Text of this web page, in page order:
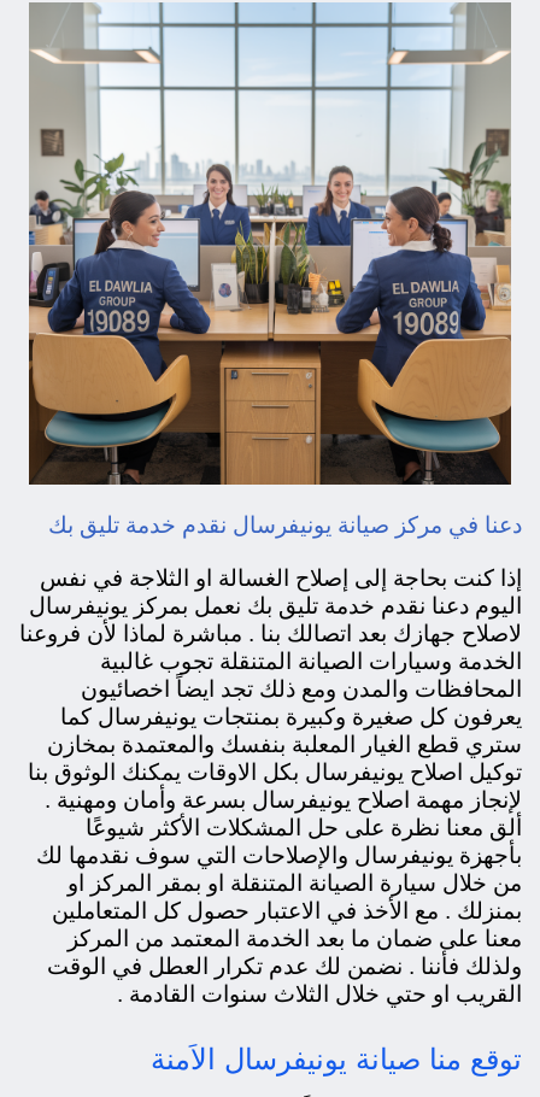
دعنا في مركز صيانة يونيفرسال نقدم خدمة تليق بك
إذا كنت بحاجة إلى إصلاح الغسالة او الثلاجة في نفس
اليوم دعنا نقدم خدمة تليق بك نعمل بمركز يونيفرسال
لاصلاح جهازك بعد اتصالك بنا . مباشرة لماذا لأن فروعنا
الخدمة وسيارات الصيانة المتنقلة تجوب غالبية
المحافظات والمدن ومع ذلك تجد ايضاً اخصائيون
يعرفون كل صغيرة وكبيرة بمنتجات يونيفرسال كما
ستري قطع الغيار المعلبة بنفسك والمعتمدة بمخازن
توكيل اصلاح يونيفرسال بكل الاوقات يمكنك الوثوق بنا
لإنجاز مهمة اصلاح يونيفرسال بسرعة وأمان ومهنية .
ألق معنا نظرة على حل المشكلات الأكثر شيوعًا
بأجهزة يونيفرسال والإصلاحات التي سوف نقدمها لك
من خلال سيارة الصيانة المتنقلة او بمقر المركز او
بمنزلك . مع الأخذ في الاعتبار حصول كل المتعاملين
معنا على ضمان ما بعد الخدمة المعتمد من المركز
ولذلك فأننا . نضمن لك عدم تكرار العطل في الوقت
القريب او حتي خلال الثلاث سنوات القادمة .
توقع منا صيانة يونيفرسال الاَمنة